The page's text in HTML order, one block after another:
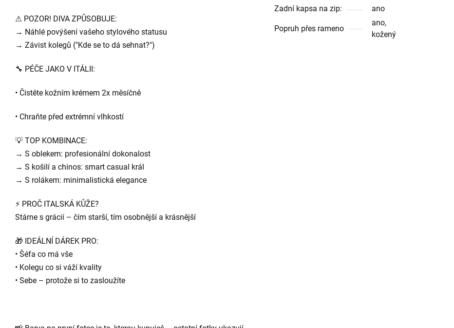
⚠ POZOR! DIVA ZPŮSOBUJE:
→ Náhlé povýšení vašeho stylového statusu
→ Závist kolegů ("Kde se to dá sehnat?")
🔧 PÉČE JAKO V ITÁLII:
• Čistěte kožním krémem 2x měsíčně
• Chraňte před extrémní vlhkostí
💡 TOP KOMBINACE:
→ S oblekem: profesionální dokonalost
→ S košilí a chinos: smart casual král
→ S rolákem: minimalistická elegance
⚡ PROČ ITALSKÁ KŮŽE?
Stárne s grácií – čím starší, tím osobnější a krásnější
🎁 IDEÁLNÍ DÁREK PRO:
• Šéfa co má vše
• Kolegu co si váží kvality
• Sebe – protože si to zasloužíte
Zadní kapsa na zip:
ano
Popruh přes rameno
ano,
kožený